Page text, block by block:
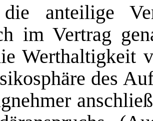
anteilige
im Vertrag
Werthaltigkeit
des